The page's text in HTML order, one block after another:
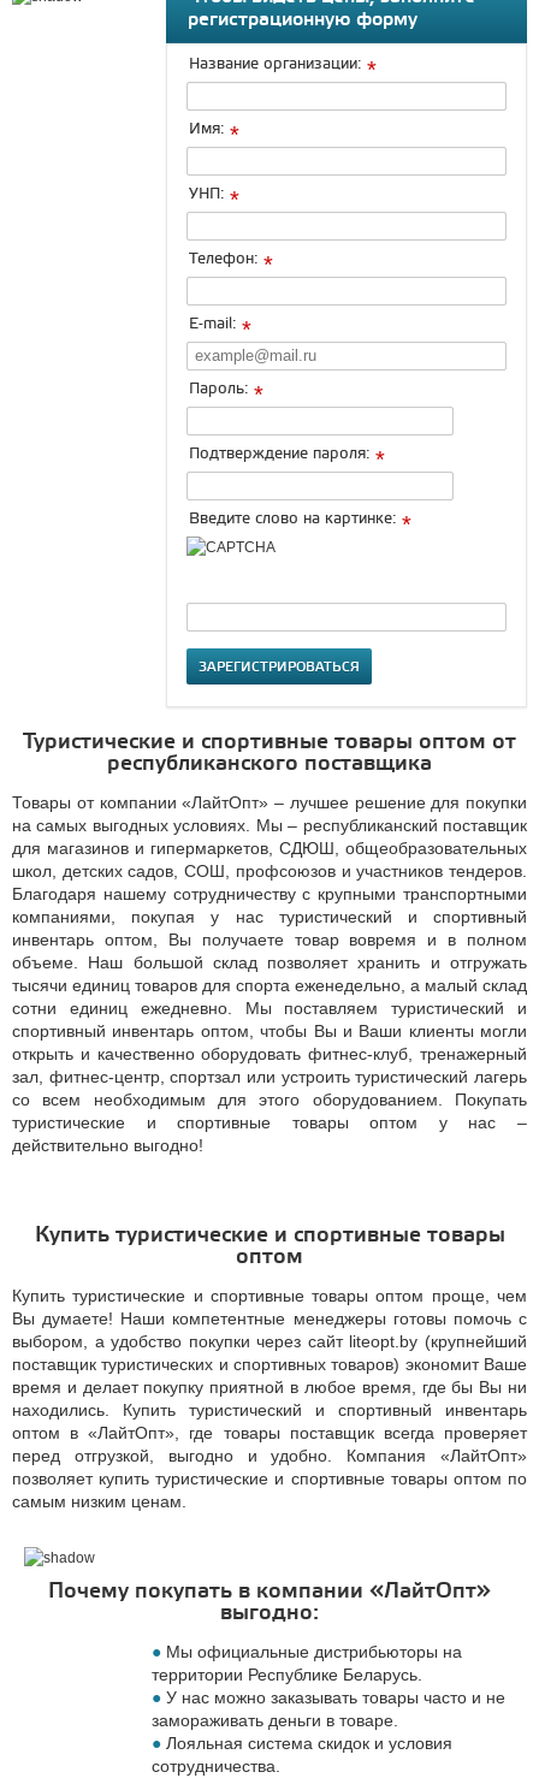
регистрационную форму
Название организации: *
Имя: *
УНП: *
Телефон: *
E-mail: *
Пароль: *
Подтверждение пароля: *
Введите слово на картинке: *
ЗАРЕГИСТРИРОВАТЬСЯ
Туристические и спортивные товары оптом от
республиканского поставщика
Товары от компании «ЛайтОпт» – лучшее решение для покупки
на самых выгодных условиях. Мы – республиканский поставщик
для магазинов и гипермаркетов, СДЮШ, общеобразовательных
школ, детских садов, СОШ, профсоюзов и участников тендеров.
Благодаря нашему сотрудничеству с крупными транспортными
компаниями, покупая у нас туристический и спортивный
инвентарь оптом, Вы получаете товар вовремя и в полном
объеме. Наш большой склад позволяет хранить и отгружать
тысячи единиц товаров для спорта еженедельно, а малый склад
сотни единиц ежедневно. Мы поставляем туристический и
спортивный инвентарь оптом, чтобы Вы и Ваши клиенты могли
открыть и качественно оборудовать фитнес-клуб, тренажерный
зал, фитнес-центр, спортзал или устроить туристический лагерь
со всем необходимым для этого оборудованием. Покупать
туристические и спортивные товары оптом у нас –
действительно выгодно!
Купить туристические и спортивные товары
оптом
Купить туристические и спортивные товары оптом проще, чем
Вы думаете! Наши компетентные менеджеры готовы помочь с
выбором, а удобство покупки через сайт liteopt.by (крупнейший
поставщик туристических и спортивных товаров) экономит Ваше
время и делает покупку приятной в любое время, где бы Вы ни
находились. Купить туристический и спортивный инвентарь
оптом в «ЛайтОпт», где товары поставщик всегда проверяет
перед отгрузкой, выгодно и удобно. Компания «ЛайтОпт»
позволяет купить туристические и спортивные товары оптом по
самым низким ценам.
Почему покупать в компании «ЛайтОпт»
выгодно:
Мы официальные дистрибьюторы на
территории Республике Беларусь.
У нас можно заказывать товары часто и не
замораживать деньги в товаре.
Лояльная система скидок и условия
сотрудничества.